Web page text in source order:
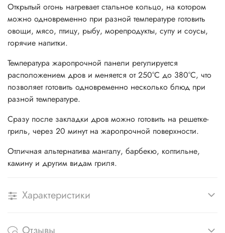
Открытый огонь нагревает стальное кольцо, на котором
можно одновременно при разной температуре готовить
овощи, мясо, птицу, рыбу, морепродукты, супу и соусы,
горячие напитки.
Температура жаропрочной панели регулируется
расположением дров и меняется от 250°C до 380°C, что
позволяет готовить одновременно несколько блюд при
разной температуре.
Сразу после закладки дров можно готовить на решетке-
гриль, через 20 минут на жаропрочной поверхности.
Отличная альтернатива мангалу, барбекю, коптильне,
камину и другим видам гриля.
Характеристики